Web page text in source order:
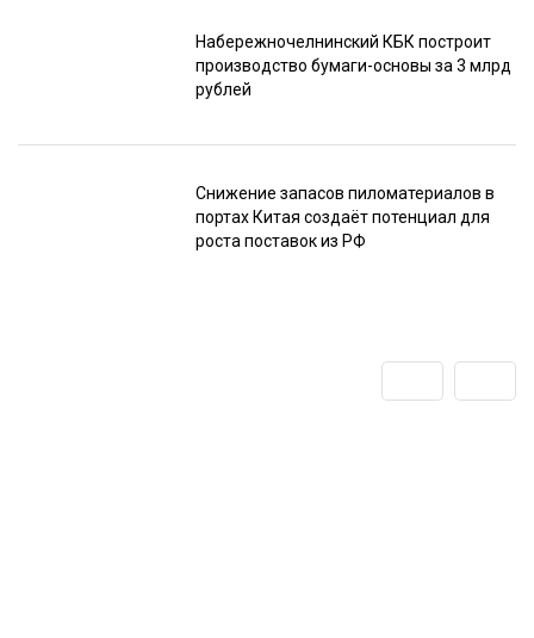
Набережночелнинский КБК построит
производство бумаги-основы за 3 млрд
рублей
Снижение запасов пиломатериалов в
портах Китая создаёт потенциал для
роста поставок из РФ